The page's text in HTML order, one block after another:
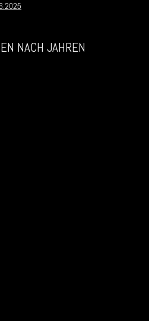
NACH JAHREN